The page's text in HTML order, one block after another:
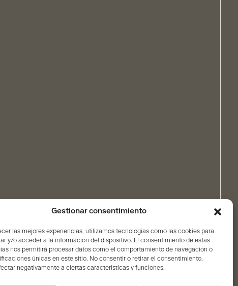
Gestionar consentimiento
las mejores experiencias, utilizamos tecnologías como las cookies para
y/o acceder a la información del dispositivo. El consentimiento de estas
nos permitirá procesar datos como el comportamiento de navegación o
únicas en este sitio. No consentir o retirar el consentimiento,
negativamente a ciertas características y funciones.